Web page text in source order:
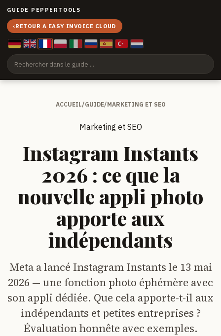
GUIDE PEPPERTOOLS
‹RETOUR A EASY INVOICE CLOUD
ACCUEIL/GUIDE/MARKETING ET SEO
Marketing et SEO
Instagram Instants
2026 : ce que la
nouvelle appli photo
apporte aux
indépendants
Meta a lancé Instagram Instants le 13 mai
2026 — une fonction photo éphémère avec
son appli dédiée. Que cela apporte-t-il aux
indépendants et petites entreprises ?
Évaluation honnête avec exemples.